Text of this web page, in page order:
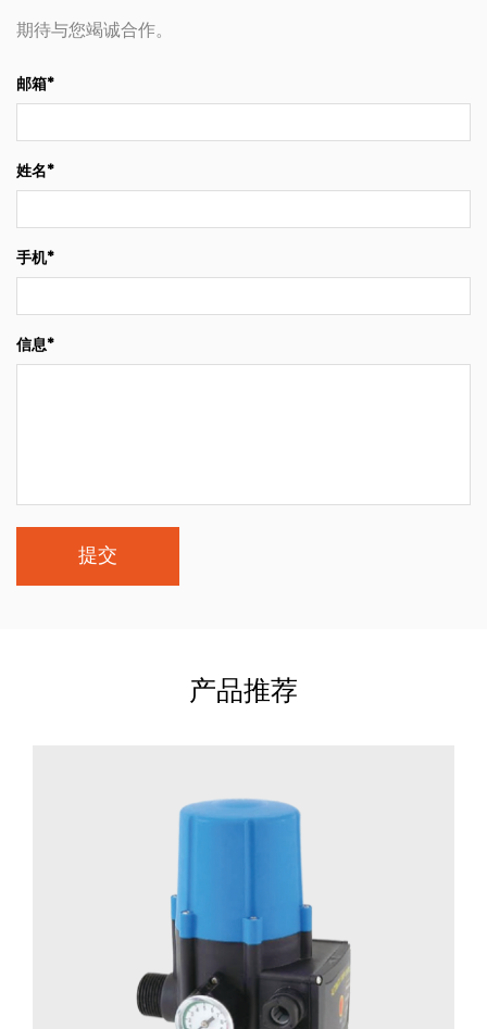
期待与您竭诚合作。
邮箱*
姓名*
手机*
信息*
产品推荐